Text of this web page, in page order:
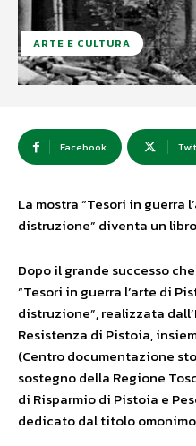
ARTE E CULTURA
Facebook
La mostra “Tesori in guerra
distruzione” diventa un
Dopo il grande successo
“Tesori in guerra l’arte di
distruzione”, realizzata
Resistenza di Pistoia,
(Centro documentazione
sostegno della Regione
di Risparmio di Pistoia e
dedicato dal titolo